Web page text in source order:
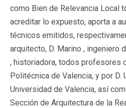
como Bien de Relevancia Local
acreditar lo expuesto, aporta a
técnicos emitidos,
arquitecto, D. Marino , ingeniero
, historiadora, todos profesores
Politécnica de Valencia, y por D.
Universidad de Valencia, así
Sección de Arquitectura de la